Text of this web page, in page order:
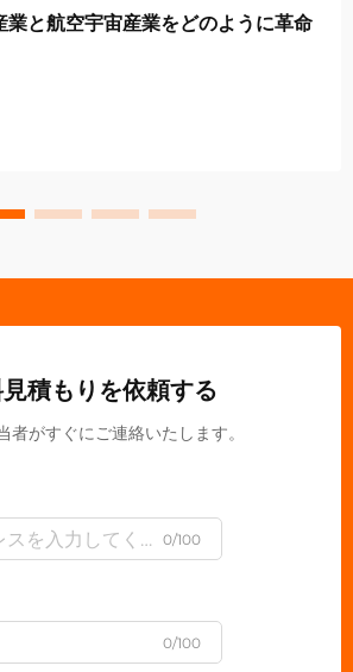
業と航空宇宙産業をどのように革命
積もりを依頼する
者がすぐにご連絡いたします。
0/100
0/100